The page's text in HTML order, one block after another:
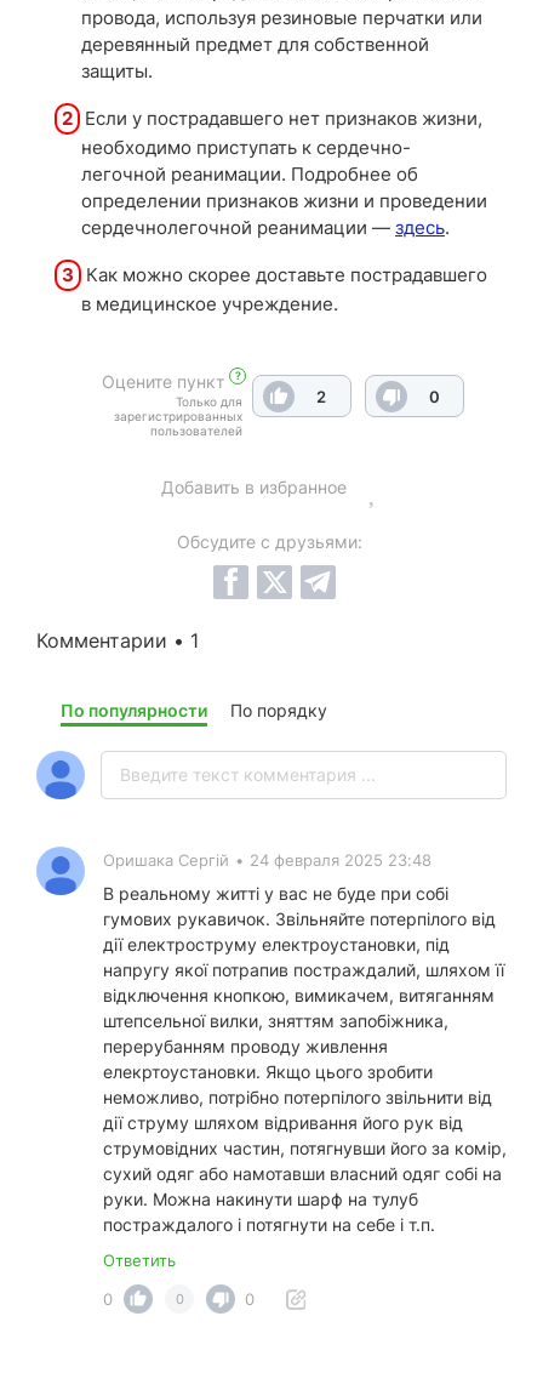
провода, используя резиновые перчатки или
деревянный предмет для собственной
защиты.
2 Если у пострадавшего нет признаков жизни,
необходимо приступать к сердечно-
легочной реанимации. Подробнее об
определении признаков жизни и проведении
сердечнолегочной реанимации — здесь.
3
Как можно скорее доставьте пострадавшего
в медицинское учреждение.
Оцените пункт ?
Только для
зарегистрированных
пользователей
2 0
Добавить в избранное
Обсудите с друзьями:
Комментарии • 1
По популярности По порядку
Оришака Сергій • 24 февраля 2025 23:48
В реальному житті у вас не буде при собі
гумових рукавичок. Звільняйте потерпілого від
дії електроструму електроустановки, під
напругу якої потрапив постраждалий, шляхом її
відключення кнопкою, вимикачем, витяганням
штепсельної вилки, зняттям запобіжника,
перерубанням проводу живлення
елекртоустановки. Якщо цього зробити
неможливо, потрібно потерпілого звільнити від
дії струму шляхом відривання його рук від
струмовідних частин, потягнувши його за комір,
сухий одяг або намотавши власний одяг собі на
руки. Можна накинути шарф на тулуб
постраждалого і потягнути на себе і т.п.
Ответить
0
0 0